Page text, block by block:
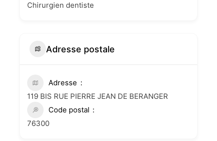
Chirurgien dentiste
Adresse postale
Adresse
119 BIS RUE PIERRE JEAN DE BERANGER
Code postal
76300